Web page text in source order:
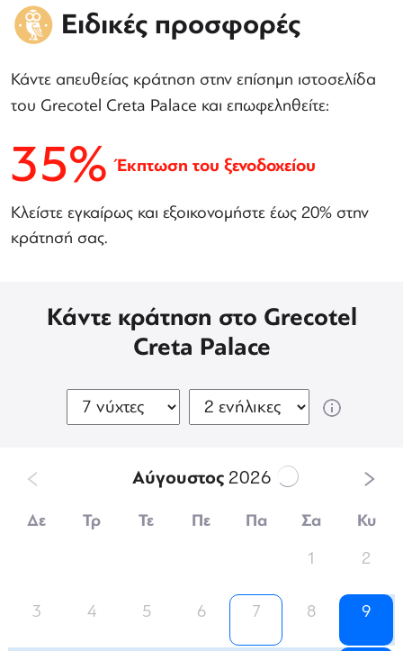
Ειδικές προσφορές
Κάντε απευθείας κράτηση στην επίσημη ιστοσελίδα
του Grecotel Creta Palace και επωφεληθείτε:
35% Έκπτωση του ξενοδοχείου
Κλείστε εγκαίρως και εξοικονομήστε έως 20% στην
κράτησή σας.
Κάντε κράτηση στο Grecotel
Creta Palace
Αύγουστος2026
Δε Τρ Τε Πε Πα Σα
Κυ
1
2
3 4 5 6 7 8 9